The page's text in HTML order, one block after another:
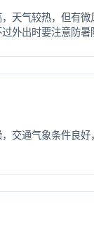
天气较热，但有微
外出时要注意防暑
交通气象条件良好